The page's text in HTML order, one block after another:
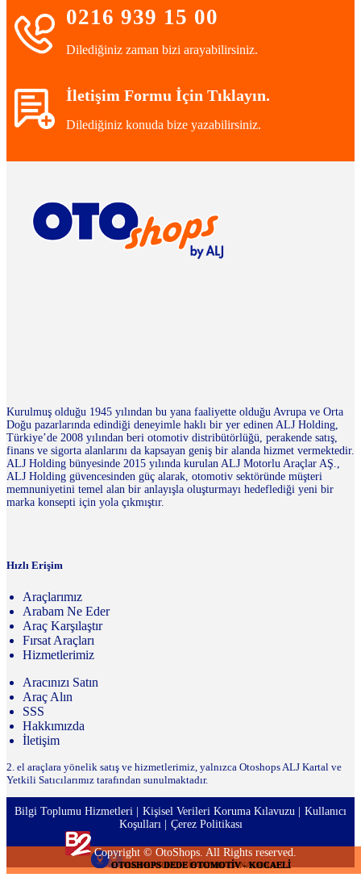
OTOSHOPS DEDE OTOMOTİV - KOCAELİ
OTOSHOPS DEDE OTOMOTİV - KOCAELİ
OTOSHOPS DEDE OTOMOTİV - KOCAELİ
ALJ KARTAL - İSTANBUL ANADOLU
OTOSHOPS DEDE OTOMOTİV - KOCAELİ
OTOSHOPS DEDE OTOMOTİV - KOCAELİ
OTOSHOPS DEDE OTOMOTİV - KOCAELİ
OTOSHOPS DEDE OTOMOTİV - KOCAELİ
0216 939 15 00
Dilediğiniz zaman bizi arayabilirsiniz.
İletişim Formu İçin Tıklayın.
Dilediğiniz konuda bize yazabilirsiniz.
Kurulmuş olduğu 1945 yılından bu yana faaliyette olduğu Avrupa ve Orta
Doğu pazarlarında edindiği deneyimle haklı bir yer edinen ALJ Holding,
Türkiye’de 2008 yılından beri otomotiv distribütörlüğü, perakende satış,
finans ve sigorta alanlarını da kapsayan geniş bir alanda hizmet vermektedir.
ALJ Holding bünyesinde 2015 yılında kurulan ALJ Motorlu Araçlar AŞ.,
ALJ Holding güvencesinden güç alarak, otomotiv sektöründe müşteri
memnuniyetini temel alan bir anlayışla oluşturmayı hedeflediği yeni bir
marka konsepti için yola çıkmıştır.
Hızlı Erişim
Araçlarımız
Arabam Ne Eder
Araç Karşılaştır
Fırsat Araçları
Hizmetlerimiz
Aracınızı Satın
Araç Alın
SSS
Hakkımızda
İletişim
2. el araçlara yönelik satış ve hizmetlerimiz, yalnızca Otoshops ALJ Kartal ve
Yetkili Satıcılarımız tarafından sunulmaktadır.
Copyright © OtoShops. All Rights reserved.
Bilgi Toplumu Hizmetleri Kişisel Verileri Koruma Kılavuzu
Kullanıcı
Koşulları
Çerez Politikası